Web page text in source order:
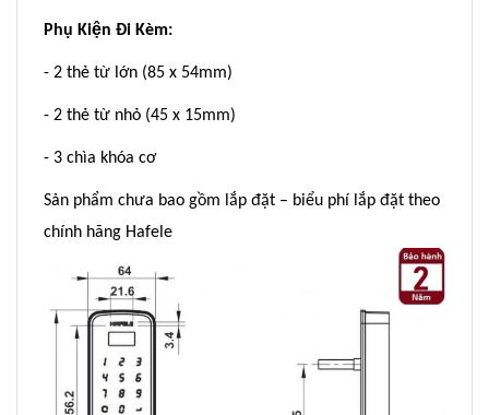
Phụ Kiện Đi Kèm:
- 2 thẻ từ lớn (85 x 54mm)
- 2 thẻ từ nhỏ (45 x 15mm)
- 3 chìa khóa cơ
Sản phẩm chưa bao gồm lắp đặt – biểu phí lắp đặt theo
chính hãng Hafele